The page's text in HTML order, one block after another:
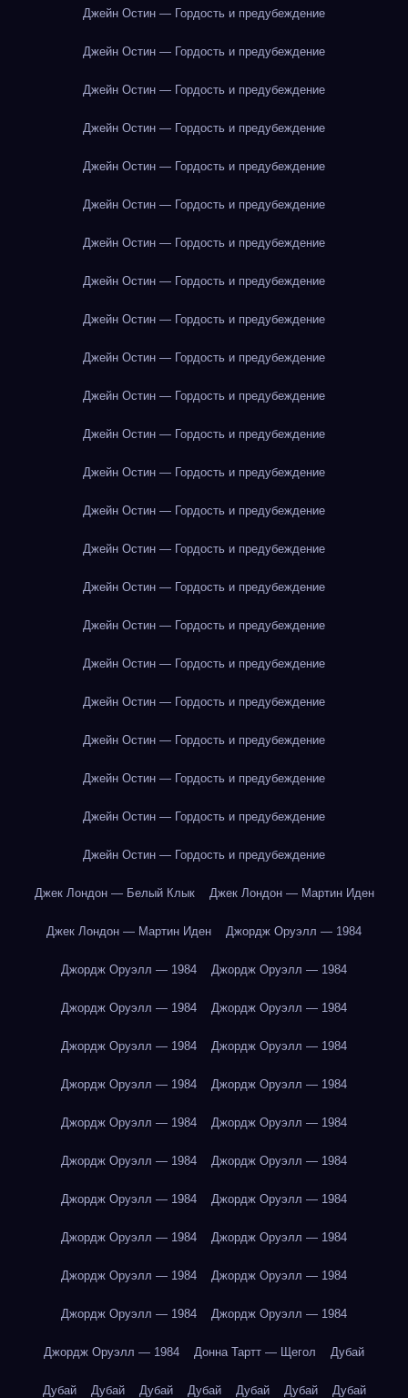
Джейн Остин — Гордость и предубеждение
Джейн Остин — Гордость и предубеждение
Джейн Остин — Гордость и предубеждение
Джейн Остин — Гордость и предубеждение
Джейн Остин — Гордость и предубеждение
Джейн Остин — Гордость и предубеждение
Джейн Остин — Гордость и предубеждение
Джейн Остин — Гордость и предубеждение
Джейн Остин — Гордость и предубеждение
Джейн Остин — Гордость и предубеждение
Джейн Остин — Гордость и предубеждение
Джейн Остин — Гордость и предубеждение
Джейн Остин — Гордость и предубеждение
Джейн Остин — Гордость и предубеждение
Джейн Остин — Гордость и предубеждение
Джейн Остин — Гордость и предубеждение
Джейн Остин — Гордость и предубеждение
Джейн Остин — Гордость и предубеждение
Джейн Остин — Гордость и предубеждение
Джейн Остин — Гордость и предубеждение
Джейн Остин — Гордость и предубеждение
Джейн Остин — Гордость и предубеждение
Джейн Остин — Гордость и предубеждение
Джек Лондон — Белый Клык Джек Лондон — Мартин Иден
Джек Лондон — Мартин Иден Джордж Оруэлл — 1984
Джордж Оруэлл — 1984 Джордж Оруэлл — 1984
Джордж Оруэлл — 1984 Джордж Оруэлл — 1984
Джордж Оруэлл — 1984 Джордж Оруэлл — 1984
Джордж Оруэлл — 1984 Джордж Оруэлл — 1984
Джордж Оруэлл — 1984 Джордж Оруэлл — 1984
Джордж Оруэлл — 1984 Джордж Оруэлл — 1984
Джордж Оруэлл — 1984 Джордж Оруэлл — 1984
Джордж Оруэлл — 1984 Джордж Оруэлл — 1984
Джордж Оруэлл — 1984 Джордж Оруэлл — 1984
Джордж Оруэлл — 1984 Джордж Оруэлл — 1984
Джордж Оруэлл — 1984 Донна Тартт — Щегол Дубай
Дубай Дубай Дубай Дубай Дубай Дубай Дубай